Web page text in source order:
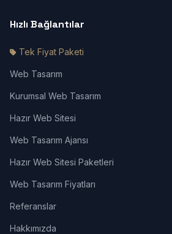
Hızlı Bağlantılar
Tek Fiyat Paketi
Web Tasarım
Kurumsal Web Tasarım
Hazır Web Sitesi
Web Tasarım Ajansı
Hazır Web Sitesi Paketleri
Web Tasarım Fiyatları
Referanslar
Hakkımızda